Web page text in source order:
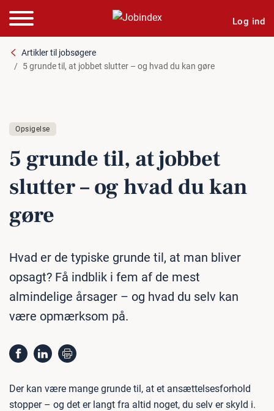
Log ind
Artikler til jobsøgere
5 grunde til, at jobbet slutter – og hvad du kan gøre
Opsigelse
5 grunde til, at jobbet
slutter – og hvad du kan
gøre
Hvad er de typiske grunde til, at man bliver
opsagt? Få indblik i fem af de mest
almindelige årsager – og hvad du selv kan
være opmærksom på.
Der kan være mange grunde til, at et ansættelsesforhold
stopper – og det er langt fra altid noget, du selv er skyld i.